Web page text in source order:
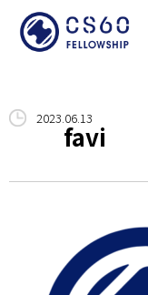
2023.06.13
favi